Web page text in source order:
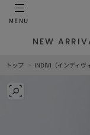
MENU
NEW
トップ INDIVI（インディヴ